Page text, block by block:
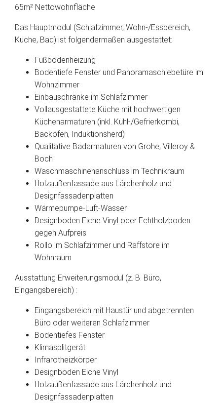
65m² Nettowohnfläche
Das Hauptmodul (Schlafzimmer, Wohn-/Essbereich,
Küche, Bad) ist folgendermaßen ausgestattet:
Fußbodenheizung
Bodentiefe Fenster und Panoramaschiebetüre im
Wohnzimmer
Einbauschränke im Schlafzimmer
Vollausgestattete Küche mit hochwertigen
Küchenarmaturen (inkl. Kühl-/Gefrierkombi,
Backofen, Induktionsherd)
Qualitative Badarmaturen von Grohe, Villeroy &
Boch
Waschmaschinenanschluss im Technikraum
Holzaußenfassade aus Lärchenholz und
Designfassadenplatten
Wärmepumpe-Luft-Wasser
Designboden Eiche Vinyl oder Echtholzboden
gegen Aufpreis
Rollo im Schlafzimmer und Raffstore im
Wohnraum
Ausstattung Erweiterungsmodul (z. B. Büro,
Eingangsbereich) :
Eingangsbereich mit Haustür und abgetrennten
Büro oder weiteren Schlafzimmer
Bodentiefes Fenster
Klimasplitgerät
Infrarotheizkörper
Designboden Eiche Vinyl
Holzaußenfassade aus Lärchenholz und
Designfassadenplatten